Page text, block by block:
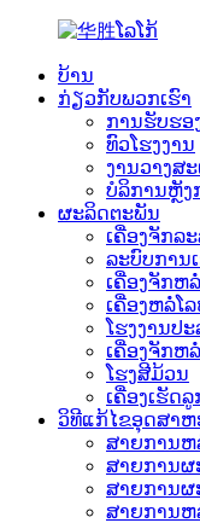
ບ້ານ
ກ່ຽວກັບພວກເຮົາ
ການຮັບຮອ
ທົວໂຮງງານ
ງານວາງສ
ບໍລິການຫຼັງ
ຜະລິດຕະພັນ
ເຄື່ອງຈັກລ
ລະບົບການ
ເຄື່ອງຈັກຫ
ເຄື່ອງຫລໍ່ໂ
ໂຮງງານປ
ເຄື່ອງຈັກຫ
ໂຮງສີມ້ວນ
ເຄື່ອງເຮັດ
ວິທີແກ້ໄຂອຸດສາຫ
ສາຍການຫ
ສາຍການຜ
ສາຍການ
ສາຍການຫ